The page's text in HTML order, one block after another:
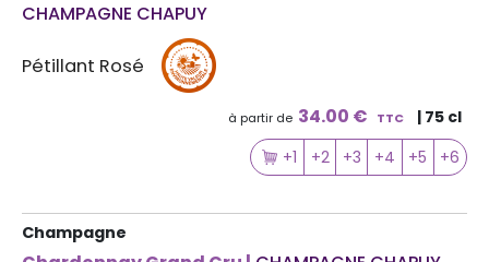
CHAMPAGNE CHAPUY
Pétillant Rosé
à partir de 34.00 € TTC
| 75 cl
+1
+2 +3 +4 +5 +6
Champagne